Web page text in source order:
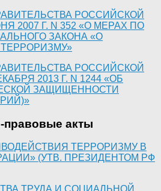
РОССИЙСКОЙ
2007 Г. N 352 «О МЕРАХ ПО
ЗАКОНА «О
РОССИЙСКОЙ
2013 Г. N 1244 «ОБ
ЗАЩИЩЕННОСТИ
акты
ТЕРРОРИЗМУ В
(УТВ. ПРЕЗИДЕНТОМ РФ